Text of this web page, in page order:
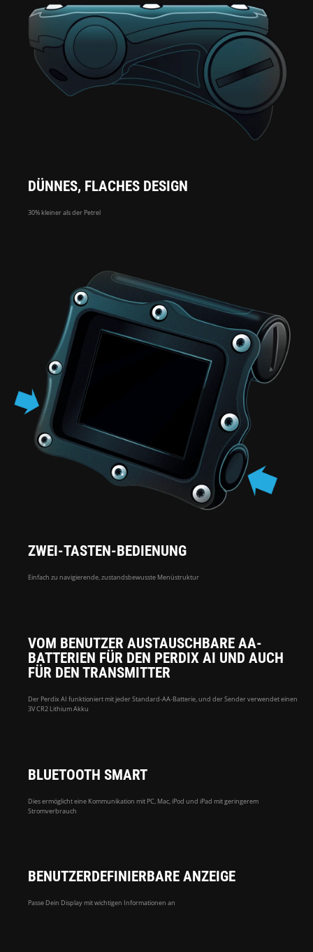
DÜNNES, FLACHES DESIGN
30% kleiner als der Petrel
ZWEI-TASTEN-BEDIENUNG
Einfach zu navigierende, zustandsbewusste Menüstruktur
VOM BENUTZER AUSTAUSCHBARE AA-
BATTERIEN FÜR DEN PERDIX AI UND AUCH
FÜR DEN TRANSMITTER
Der Perdix AI funktioniert mit jeder Standard-AA-Batterie, und der Sender verwendet einen
3V CR2 Lithium Akku
BLUETOOTH SMART
Dies ermöglicht eine Kommunikation mit PC, Mac, iPod und iPad mit geringerem
Stromverbrauch
BENUTZERDEFINIERBARE ANZEIGE
Passe Dein Display mit wichtigen Informationen an